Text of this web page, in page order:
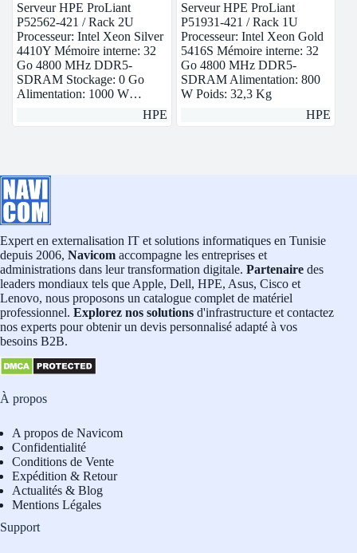
Serveur HPE ProLiant
P52562-421 / Rack 2U
Processeur: Intel Xeon Silver
4410Y Mémoire interne: 32
Go 4800 MHz DDR5-
SDRAM Stockage: 0 Go
Alimentation: 1000 W…
HPE
Serveur HPE ProLiant
P51931-421 / Rack 1U
Processeur: Intel Xeon Gold
5416S Mémoire interne: 32
Go 4800 MHz DDR5-
SDRAM Alimentation: 800
W Poids: 32,3 Kg
HPE
Expert en externalisation IT et solutions informatiques en Tunisie
depuis 2006, Navicom accompagne les entreprises et
administrations dans leur transformation digitale. Partenaire des
leaders mondiaux tels que Apple, Dell, HPE, Asus, Cisco et
Lenovo, nous proposons un catalogue complet de matériel
professionnel. Explorez nos solutions d'infrastructure et contactez
nos experts pour obtenir un devis personnalisé adapté à vos
besoins B2B.
À propos
A propos de Navicom
Confidentialité
Conditions de Vente
Expédition & Retour
Actualités & Blog
Mentions Légales
Support